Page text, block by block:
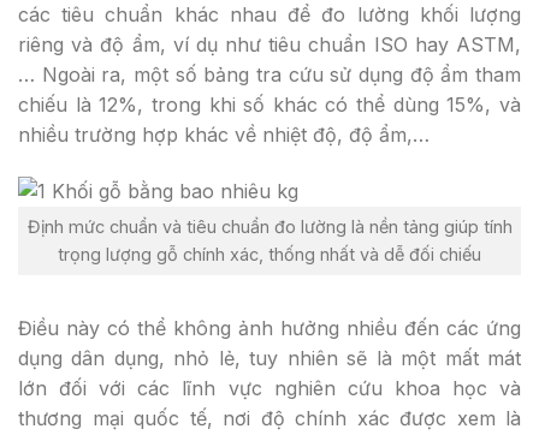
các tiêu chuẩn khác nhau để đo lường khối lượng
riêng và độ ẩm, ví dụ như tiêu chuẩn ISO hay ASTM,
… Ngoài ra, một số bảng tra cứu sử dụng độ ẩm tham
chiếu là 12%, trong khi số khác có thể dùng 15%, và
nhiều trường hợp khác về nhiệt độ, độ ẩm,…
Định mức chuẩn và tiêu chuẩn đo lường là nền tảng giúp tính
trọng lượng gỗ chính xác, thống nhất và dễ đối chiếu
Điều này có thể không ảnh hưởng nhiều đến các ứng
dụng dân dụng, nhỏ lẻ, tuy nhiên sẽ là một mất mát
lớn đối với các lĩnh vực nghiên cứu khoa học và
thương mại quốc tế, nơi độ chính xác được xem là